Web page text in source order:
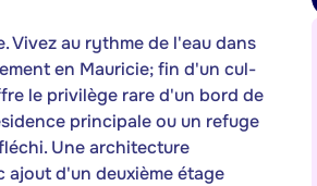
Vivez au rythme de l'eau dans
en Mauricie; fin d'un cul-
le privilège rare d'un bord de
principale ou un refuge
Une architecture
ajout d'un deuxième étage